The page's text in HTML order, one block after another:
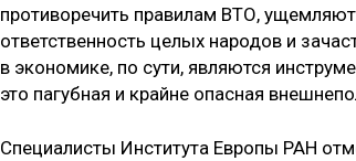
противоречить правилам ВТО,
ответственность целых народов и
в экономике, по сути, являются
это пагубная и крайне опасная
Специалисты Института Европы РАН